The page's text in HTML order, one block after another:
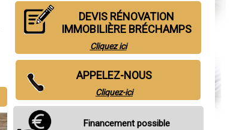
DEVIS RÉNOVATION
IMMOBILIÈRE BRÉCHAMPS
Cliquez ici
APPELEZ-NOUS
Cliquez-ici
Financement possible